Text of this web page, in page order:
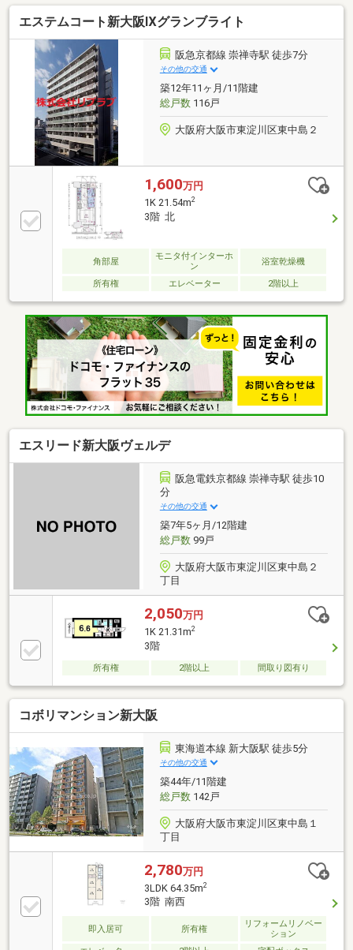
での送迎も行っております。【東宝ハウス江坂の家さ
がし】（1）お客様一人ひとりに専属FPを一生涯無料
でサポートする支援制度（2）未来カレンダーによる
無理のない返済シミュレーション（詳しくはお問合せ
ください）（3）当社提携銀行のご紹介／最低水準の
金利+手厚い団信保険付き住宅ローン（4）物件ごとの
災害レポート配布（5）火災保険、引越費用の割引サ
ポート（団体割引等）
エステムコート新大阪Ⅸグランブライト
阪急京都線 崇禅寺駅 徒歩7分
その他の交通
築12年11ヶ月/11階建
総戸数116戸
大阪府大阪市東淀川区東中島２
1,600万円
1K 21.54m2
3階 北
角部屋
モニタ付インターホ
ン
浴室乾燥機
所有権 エレベーター 2階以上
エスリード新大阪ヴェルデ
阪急電鉄京都線 崇禅寺駅 徒歩10
分
その他の交通
築7年5ヶ月/12階建
総戸数99戸
大阪府大阪市東淀川区東中島２
丁目
2,050万円
1K 21.31m2
3階
所有権 2階以上 間取り図有り
コボリマンション新大阪
東海道本線 新大阪駅 徒歩5分
その他の交通
築44年/11階建
総戸数142戸
大阪府大阪市東淀川区東中島１
丁目
2,780万円
3LDK 64.35m2
3階 南西
即入居可 所有権
リフォームリノベー
ション